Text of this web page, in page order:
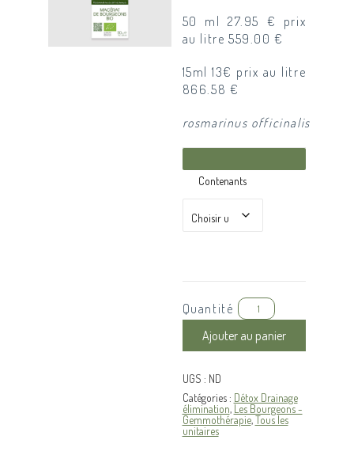
50 ml 27.95 € prix
au litre 559.00 €
15ml 13€ prix au litre
866.58 €
rosmarinus officinalis
Contenants
Quantité
Ajouter au panier
UGS : ND
Catégories : Détox Drainage
élimination, Les Bourgeons -
Gemmothérapie,Tous les
unitaires